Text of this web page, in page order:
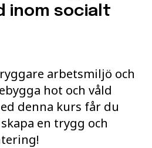
inom socialt
arbetsmiljö och
hot och våld
denna kurs får du
en trygg och